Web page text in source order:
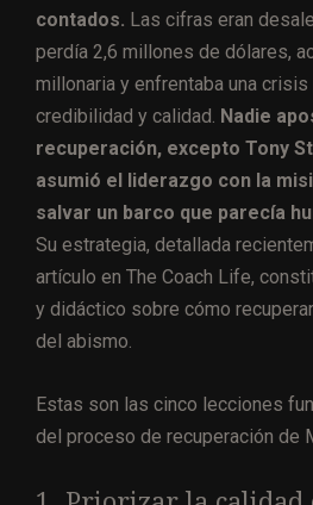
contados. Las cifras eran
perdía 2,6 millones de dólares,
millonaria y enfrentaba una
credibilidad y calidad. Nadie
recuperación, excepto Tony
asumió el liderazgo con la
salvar un barco que parecía
Su estrategia, detallada
artículo en The Coach Life,
y didáctico sobre cómo
del abismo.
Estas son las cinco lecciones
del proceso de recuperación de